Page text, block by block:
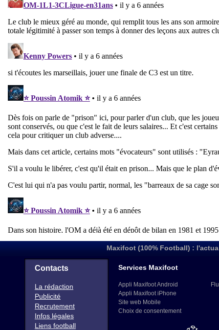
Maxifoot (100% Football) :
Contacts
La rédaction
Publicité
Recrutement
Infos légales
Liens football
Services Maxifoot
Appli Maxifoot Android
Appli Maxifoot iPhone
Site web Mobile
Choix de consentement